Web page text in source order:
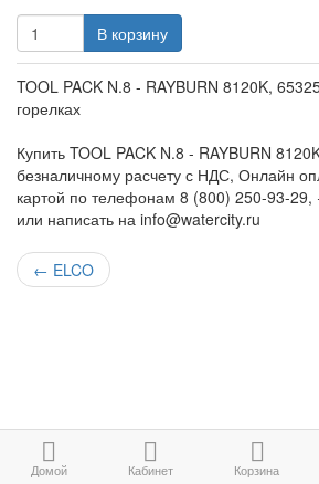
В корзину
TOOL PACK N.8 - RAYBURN 8120K,
горелках
Купить TOOL PACK N.8 - RAYBURN
безналичному расчету с НДС, Онлайн
картой по телефонам 8 (800) 250-93-29,
или написать на info@watercity.ru
← ELCO
Домой Кабинет Корзина